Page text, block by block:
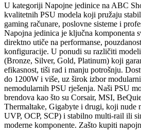
U kategoriji Napojne jedinice na ABC
kvalitetnih PSU modela koji pružaju
gaming računare, poslovne sisteme i
Napojna jedinica je ključna komponenta
direktno utiče na performanse,
konfiguracije. U ponudi su različiti
(Bronze, Silver, Gold, Platinum) koji
efikasnost, tiši rad i manju potrošnju.
do 1200W i više, uz širok izbor
nemodularnih PSU rješenja. Naši PSU
brendova kao što su Corsair, MSI,
Thermaltake, Gigabyte i drugi, koji nude
UVP, OCP, SCP) i stabilno multi-rail ili
moderne komponente. Zašto kupiti